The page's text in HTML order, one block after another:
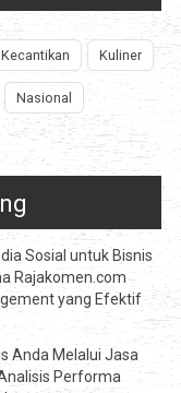
Kecantikan Kuliner
Nasional
Sosial untuk Bisnis
Rajakomen.com
yang Efektif
Anda Melalui Jasa
Performa